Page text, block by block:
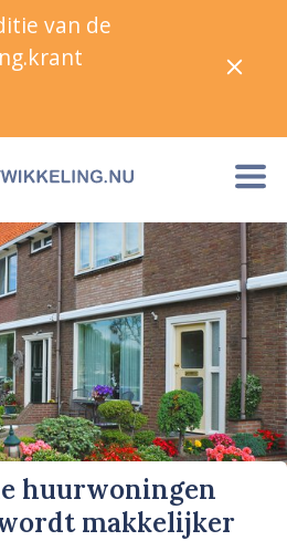
huurwoningen
makkelijker
van de